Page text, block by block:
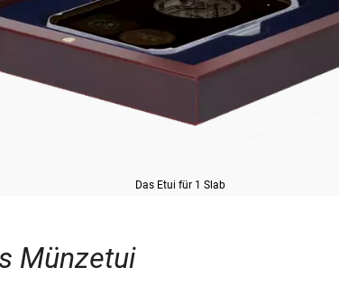
Das Etui für 1 Slab
Münzetui